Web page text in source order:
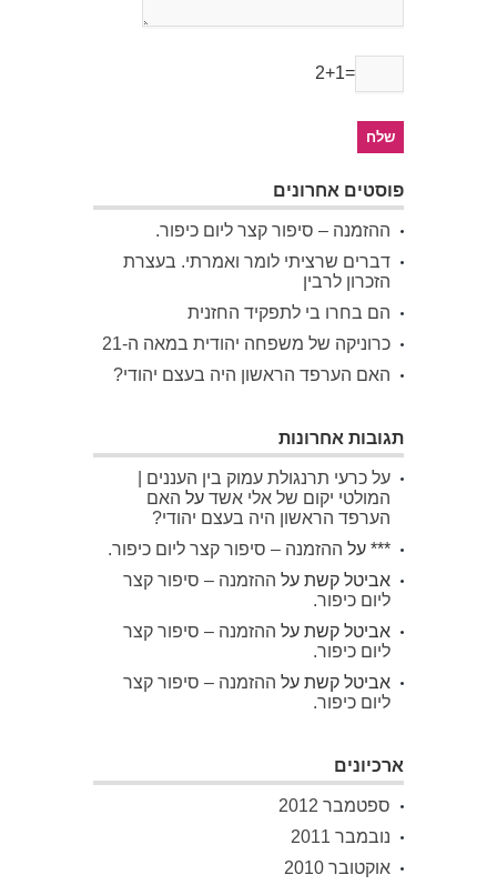
2+1=
פוסטים אחרונים
ההזמנה – סיפור קצר ליום כיפור.
דברים שרציתי לומר ואמרתי. בעצרת
הזכרון לרבין
הם בחרו בי לתפקיד החזנית
כרוניקה של משפחה יהודית במאה ה-21
האם הערפד הראשון היה בעצם יהודי?
תגובות אחרונות
על כרעי תרנגולת עמוק בין העננים |
המולטי יקום של אלי אשד על האם
הערפד הראשון היה בעצם יהודי?
*** על ההזמנה – סיפור קצר ליום כיפור.
אביטל קשת על ההזמנה – סיפור קצר
ליום כיפור.
אביטל קשת על ההזמנה – סיפור קצר
ליום כיפור.
אביטל קשת על ההזמנה – סיפור קצר
ליום כיפור.
ארכיונים
ספטמבר 2012
נובמבר 2011
אוקטובר 2010